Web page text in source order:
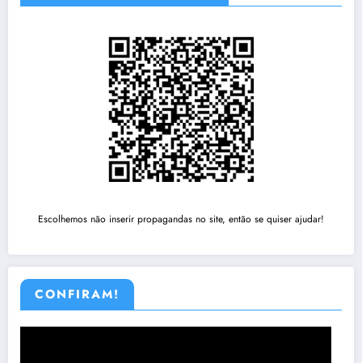
Escolhemos não inserir propagandas no site, então se quiser ajudar!
CONFIRAM!